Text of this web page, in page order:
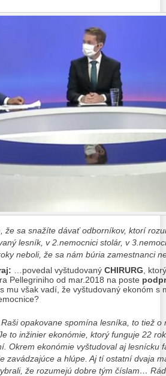
že sa snažíte dávať odborníkov, ktorí
lesník, v 2.nemocnici stolár, v
neboli, že sa nám búria zamestnanci
…povedal vyštudovaný CHIRURG ,
Pellegriniho od mar.2018 na poste
mu však vadí, že vyštudovaný ekonóm s
opakovane spomína lesníka, to tiež
to inžinier ekonómie, ktorý funguje 22
Okrem ekonómie vyštudoval aj lesnícku
zavádzajúce a hlúpe. Aj tí ostatní dvaja
že rozumejú dobre tým číslam…